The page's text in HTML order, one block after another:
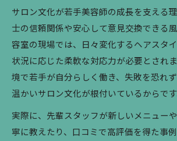
サロン文化が若手美容師の成長を支える
士の信頼関係や安心して意見交換できる
容室の現場では、日々変化するヘアスタ
状況に応じた柔軟な対応力が必要とされ
境で若手が自分らしく働き、失敗を恐れず
温かいサロン文化が根付いているからです
実際に、先輩スタッフが新しいメニュー
寧に教えたり、口コミで高評価を得た事